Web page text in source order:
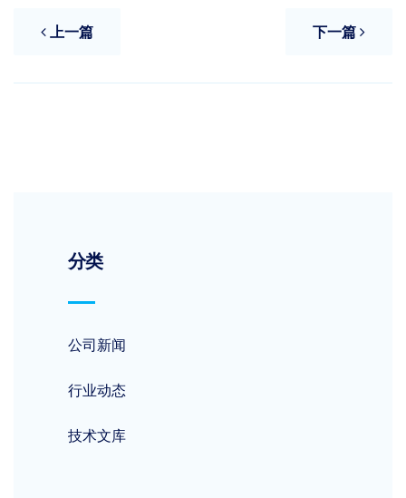
上一篇 下一篇
分类
公司新闻
行业动态
技术文库